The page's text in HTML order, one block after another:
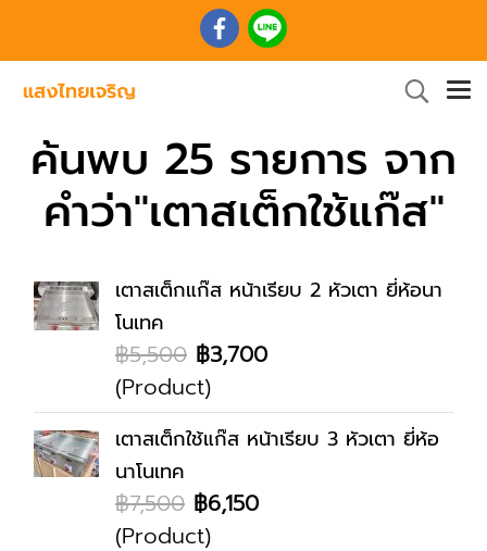
ค้นพบ 25 รายการ จาก
คำว่า"เตาสเต็กใช้แก๊ส"
เตาสเต็กแก๊ส หน้าเรียบ 2 หัวเตา ยี่ห้อนา
โนเทค
฿5,500 ฿3,700
(Product)
เตาสเต็กใช้แก๊ส หน้าเรียบ 3 หัวเตา ยี่ห้อ
นาโนเทค
฿7,500 ฿6,150
(Product)